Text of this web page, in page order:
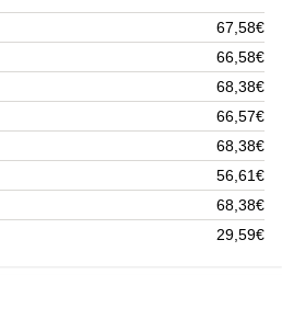
67,58€
66,58€
68,38€
66,57€
68,38€
56,61€
68,38€
29,59€